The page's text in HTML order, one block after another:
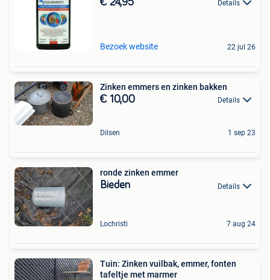
€ 24,95 Details
Bezoek website 22 jul 26
Zinken emmers en zinken bakken
€ 10,00 Details
Dilsen 1 sep 23
ronde zinken emmer
Bieden Details
Lochristi 7 aug 24
Tuin: Zinken vuilbak, emmer, fonten
tafeltje met marmer